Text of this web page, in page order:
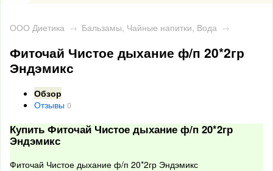
ООО Диетика → Бальзамы, Чайные напитки, Вода →
Фиточай Чистое дыхание ф/п 20*2гр
Эндэмикс
Обзор
Отзывы 0
Купить Фиточай Чистое дыхание ф/п 20*2гр
Эндэмикс
Фиточай Чистое дыхание ф/п 20*2гр Эндэмикс